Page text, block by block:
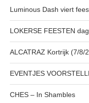
Luminous Dash viert
LOKERSE FEESTEN
ALCATRAZ Kortrijk (7/8/
EVENTJES
CHES – In Shambles